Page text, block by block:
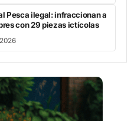
Pesca ilegal: infraccionan a
con 29 piezas ictícolas